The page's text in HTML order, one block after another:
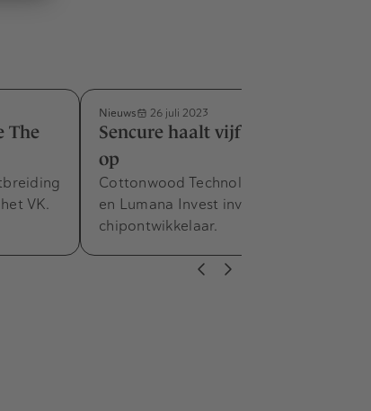
The
VK.
Nieuws 26 juli 2023
Sencure haalt vijf euro miljoen
op
Cottonwood Technology Fund, NOM
en Lumana Invest investeren in
chipontwikkelaar.